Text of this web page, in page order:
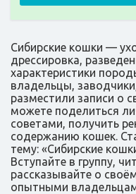
Сибирские кошки —
дрессировка,
характеристики
владельцы,
разместили записи о
можете поделиться
советами, получить
содержанию кошек.
тему: «Сибирские
Вступайте в группу,
рассказывайте о
опытными